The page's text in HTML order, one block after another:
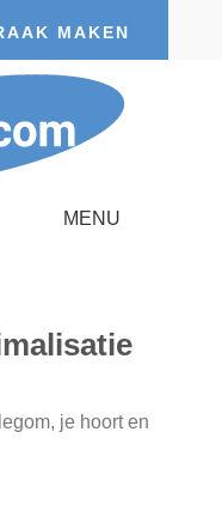
MAKEN
je hoort en